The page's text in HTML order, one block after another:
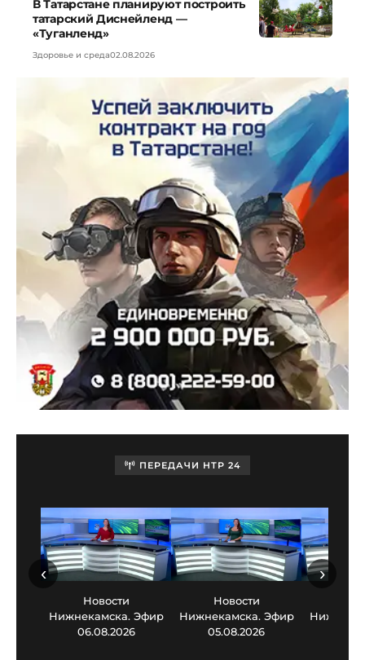
В Татарстане планируют построить
татарский Диснейленд —
«Туганленд»
Здоровье и среда02.08.2026
ПЕРЕДАЧИ НТР 24
Новости
Нижнекамска. Эфир
06.08.2026
Новости
Нижнекамска. Эфир
05.08.2026
‹ ›